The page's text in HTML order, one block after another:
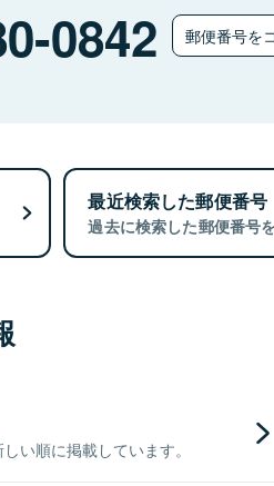
0842 郵便番号を
最近検索した郵便番号
過去に検索した郵便番号
い順に掲載しています。